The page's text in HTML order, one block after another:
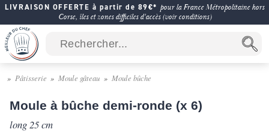
LIVRAISON OFFERTE à partir de 89€* pour la France Métropolitaine hors
Corse, îles et zones difficiles d'accès (voir conditions)
Pâtisserie Moule gâteau Moule bûche
Moule à bûche demi-ronde (x 6)
long 25 cm